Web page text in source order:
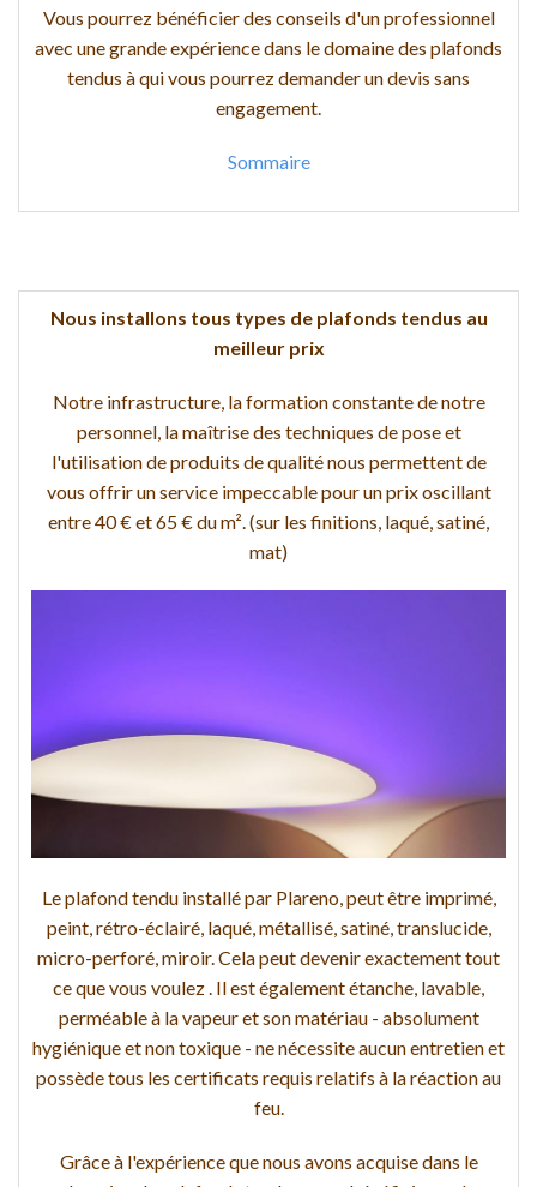
Vous pourrez bénéficier des conseils d'un professionnel
avec une grande expérience dans le domaine des plafonds
tendus à qui vous pourrez demander un devis sans
engagement.
Sommaire
Nous installons tous types de plafonds tendus au
meilleur prix
Notre infrastructure, la formation constante de notre
personnel, la maîtrise des techniques de pose et
l'utilisation de produits de qualité nous permettent de
vous offrir un service impeccable pour un prix oscillant
entre 40 € et 65 € du m². (sur les finitions, laqué, satiné,
mat)
Le plafond tendu installé par Plareno, peut être imprimé,
peint, rétro-éclairé, laqué, métallisé, satiné, translucide,
micro-perforé, miroir. Cela peut devenir exactement tout
ce que vous voulez . Il est également étanche, lavable,
perméable à la vapeur et son matériau - absolument
hygiénique et non toxique - ne nécessite aucun entretien et
possède tous les certificats requis relatifs à la réaction au
feu.
Grâce à l'expérience que nous avons acquise dans le